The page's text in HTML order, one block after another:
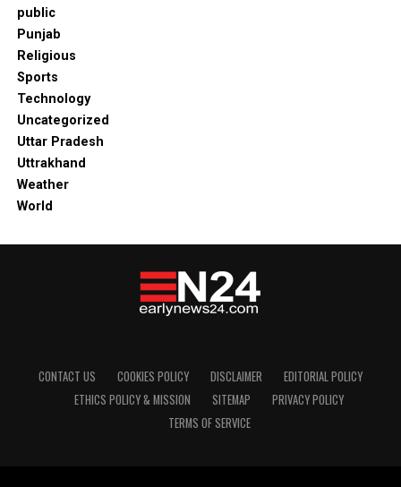
public
Punjab
Religious
Sports
Technology
Uncategorized
Uttar Pradesh
Uttrakhand
Weather
World
CONTACT US COOKIES POLICY DISCLAIMER
EDITORIAL POLICY
ETHICS POLICY & MISSION
SITEMAP
PRIVACY POLICY
TERMS OF SERVICE